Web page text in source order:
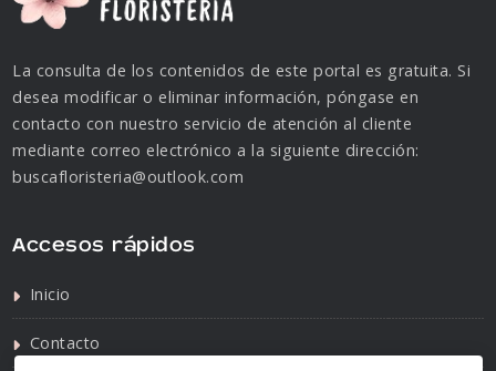
La consulta de los contenidos de este portal es gratuita. Si
desea modificar o eliminar información, póngase en
contacto con nuestro servicio de atención al cliente
mediante correo electrónico a la siguiente dirección:
buscafloristeria@outlook.com
Accesos rápidos
Inicio
Contacto